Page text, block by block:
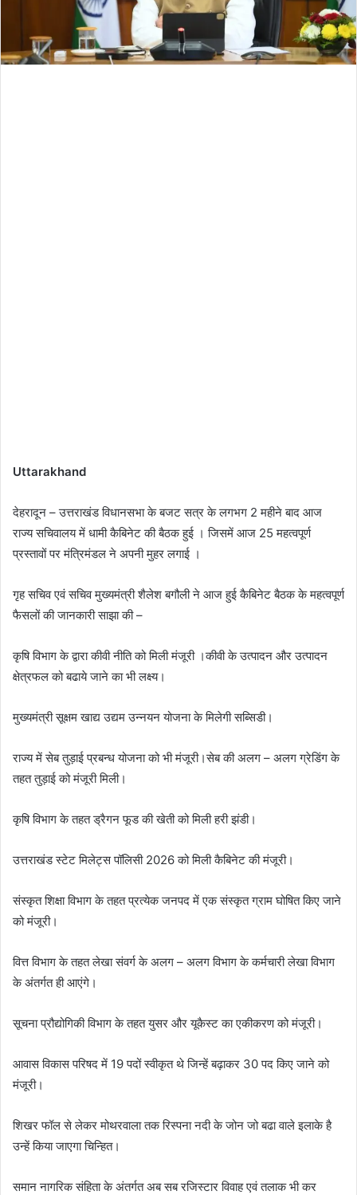
Uttarakhand
देहरादून – उत्तराखंड विधानसभा के बजट सत्र के लगभग 2 महीने बाद आज
राज्य सचिवालय में धामी कैबिनेट की बैठक हुई । जिसमें आज 25 महत्वपूर्ण
प्रस्तावों पर मंत्रिमंडल ने अपनी मुहर लगाई ।
गृह सचिव एवं सचिव मुख्यमंत्री शैलेश बगौली ने आज हुई कैबिनेट बैठक के महत्वपूर्ण
फैसलों की जानकारी साझा की –
कृषि विभाग के द्वारा कीवी नीति को मिली मंजूरी ।कीवी के उत्पादन और उत्पादन
क्षेत्रफल को बढाये जाने का भी लक्ष्य।
मुख्यमंत्री सूक्षम खाद्य उद्यम उन्नयन योजना के मिलेगी सब्सिडी।
राज्य में सेब तुड़ाई प्रबन्ध योजना को भी मंजूरी।सेब की अलग – अलग ग्रेडिंग के
तहत तुड़ाई को मंजूरी मिली।
कृषि विभाग के तहत ड्रैगन फूड की खेती को मिली हरी झंडी।
उत्तराखंड स्टेट मिलेट्स पॉलिसी 2026 को मिली कैबिनेट की मंजूरी।
संस्कृत शिक्षा विभाग के तहत प्रत्येक जनपद में एक संस्कृत ग्राम घोषित किए जाने
को मंजूरी।
वित्त विभाग के तहत लेखा संवर्ग के अलग – अलग विभाग के कर्मचारी लेखा विभाग
के अंतर्गत ही आएंगे।
सूचना प्रौद्योगिकी विभाग के तहत युसर और यूकैस्ट का एकीकरण को मंजूरी।
आवास विकास परिषद में 19 पदों स्वीकृत थे जिन्हें बढ़ाकर 30 पद किए जाने को
मंजूरी।
शिखर फॉल से लेकर मोथरवाला तक रिस्पना नदी के जोन जो बढा वाले इलाके है
उन्हें किया जाएगा चिन्हित।
समान नागरिक संहिता के अंतर्गत अब सब रजिस्टार विवाह एवं तलाक भी कर